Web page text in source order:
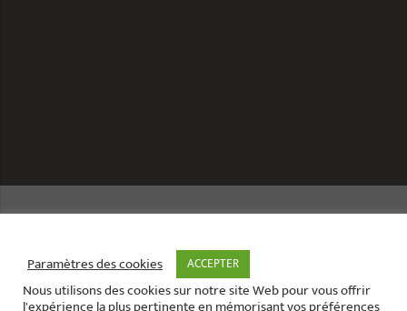
Le site de l’évènementiel contact :01 42 71 40 79
Paramètres des cookies ACCEPTER
Nous utilisons des cookies sur notre site Web pour vous offrir